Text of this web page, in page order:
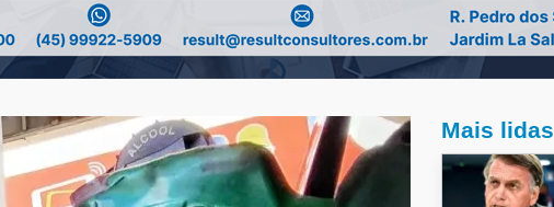
Mais lidas